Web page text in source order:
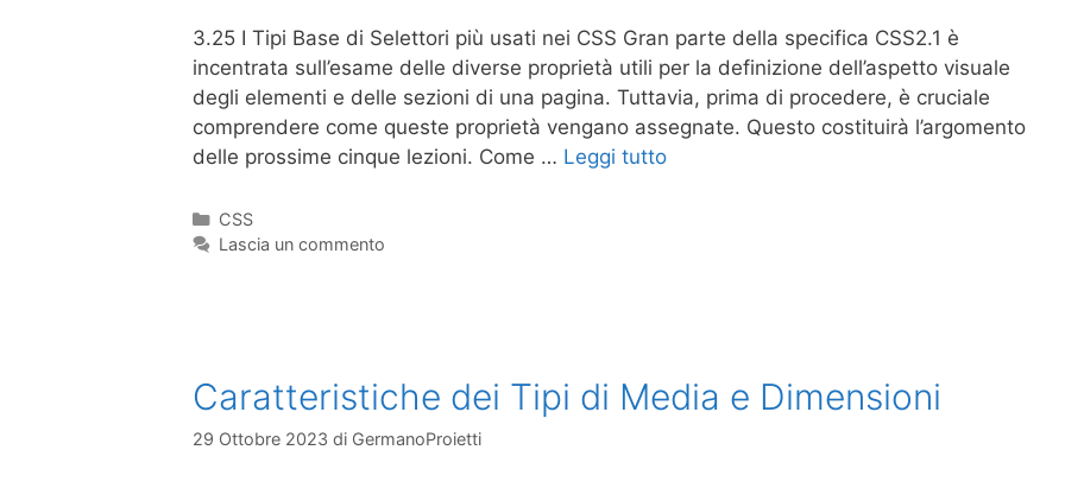
3.25 I Tipi Base di Selettori più usati nei CSS Gran parte della specifica CSS2.1 è
incentrata sull’esame delle diverse proprietà utili per la definizione dell’aspetto visuale
degli elementi e delle sezioni di una pagina. Tuttavia, prima di procedere, è cruciale
comprendere come queste proprietà vengano assegnate. Questo costituirà l’argomento
delle prossime cinque lezioni. Come … Leggi tutto
CSS
Lascia un commento
Caratteristiche dei Tipi di Media e Dimensioni
29 Ottobre 2023 di GermanoProietti